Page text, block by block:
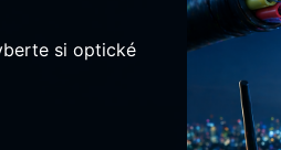
si optické